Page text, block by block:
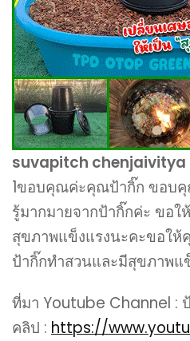
suvapitch chenjaivitya
1ขอบคุณค่ะคุณป้ากิ๊ก ขอบคุ
รู้มากมายจากป้ากิ๊กค่ะ ขอใ
สุขภาพแข็งแรงนะคะขอใ
ป้ากิ๊กทำสวนและมีสุขภาพแ
ที่มา Youtube Channel :
คลิป : https://